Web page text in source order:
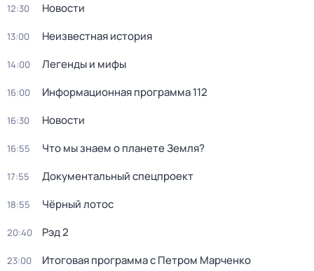
12:30 Новости
13:00 Неизвестная история
14:00 Легенды и мифы
16:00 Информационная программа 112
16:30 Новости
16:55 Что мы знаем о планете Земля?
17:55 Документальный спецпроект
18:55 Чёрный лотос
20:40 Рэд 2
23:00 Итоговая программа с Петром Марченко